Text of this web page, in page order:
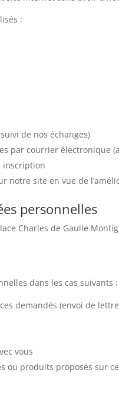
:
de nos échanges)
par courrier électronique
inscription
notre site en vue de
personnelles
Charles de Gaulle
dans les cas suivants :
demandés (envoi de
vous
produits proposés sur